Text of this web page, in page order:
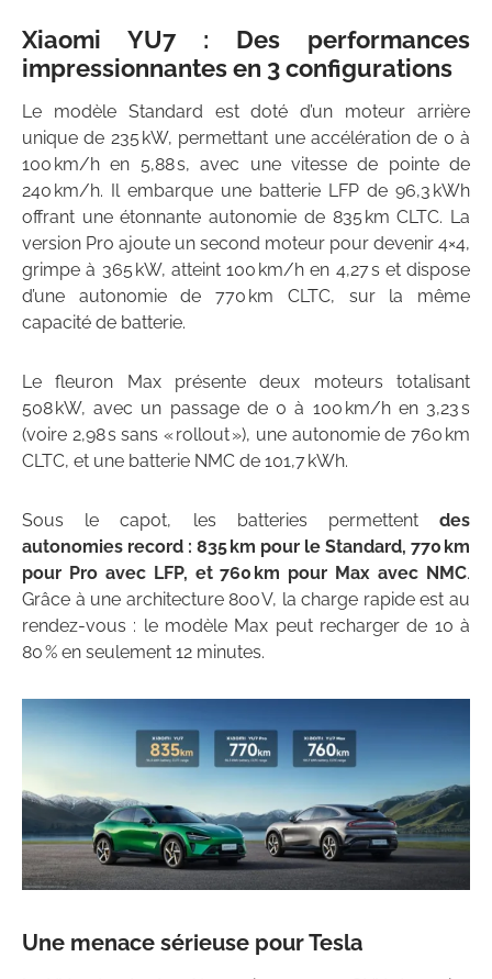
Xiaomi YU7 : Des performances
impressionnantes en 3 configurations
Le modèle Standard est doté d’un moteur arrière
unique de 235 kW, permettant une accélération de 0 à
100 km/h en 5,88 s, avec une vitesse de pointe de
240 km/h. Il embarque une batterie LFP de 96,3 kWh
offrant une étonnante autonomie de 835 km CLTC. La
version Pro ajoute un second moteur pour devenir 4×4,
grimpe à 365 kW, atteint 100 km/h en 4,27 s et dispose
d’une autonomie de 770 km CLTC, sur la même
capacité de batterie.
Le fleuron Max présente deux moteurs totalisant
508 kW, avec un passage de 0 à 100 km/h en 3,23 s
(voire 2,98 s sans « rollout »), une autonomie de 760 km
CLTC, et une batterie NMC de 101,7 kWh.
Sous le capot, les batteries permettent des
autonomies record : 835 km pour le Standard, 770 km
pour Pro avec LFP, et 760 km pour Max avec NMC.
Grâce à une architecture 800 V, la charge rapide est au
rendez-vous : le modèle Max peut recharger de 10 à
80 % en seulement 12 minutes.
Une menace sérieuse pour Tesla